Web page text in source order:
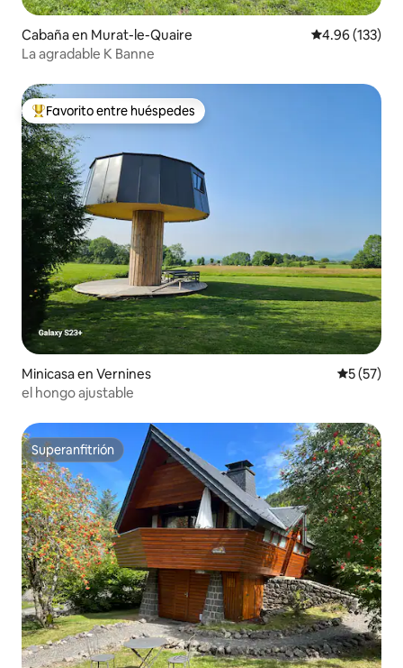
Cabaña en Murat-le-Quaire Calificación
4.96 (133)
La agradable K Banne
Favorito entre huéspedes preferido
Favorito entre huéspedes
Minicasa en Vernines
5 (57)
el hongo ajustable
Superanfitrión
Superanfitrión